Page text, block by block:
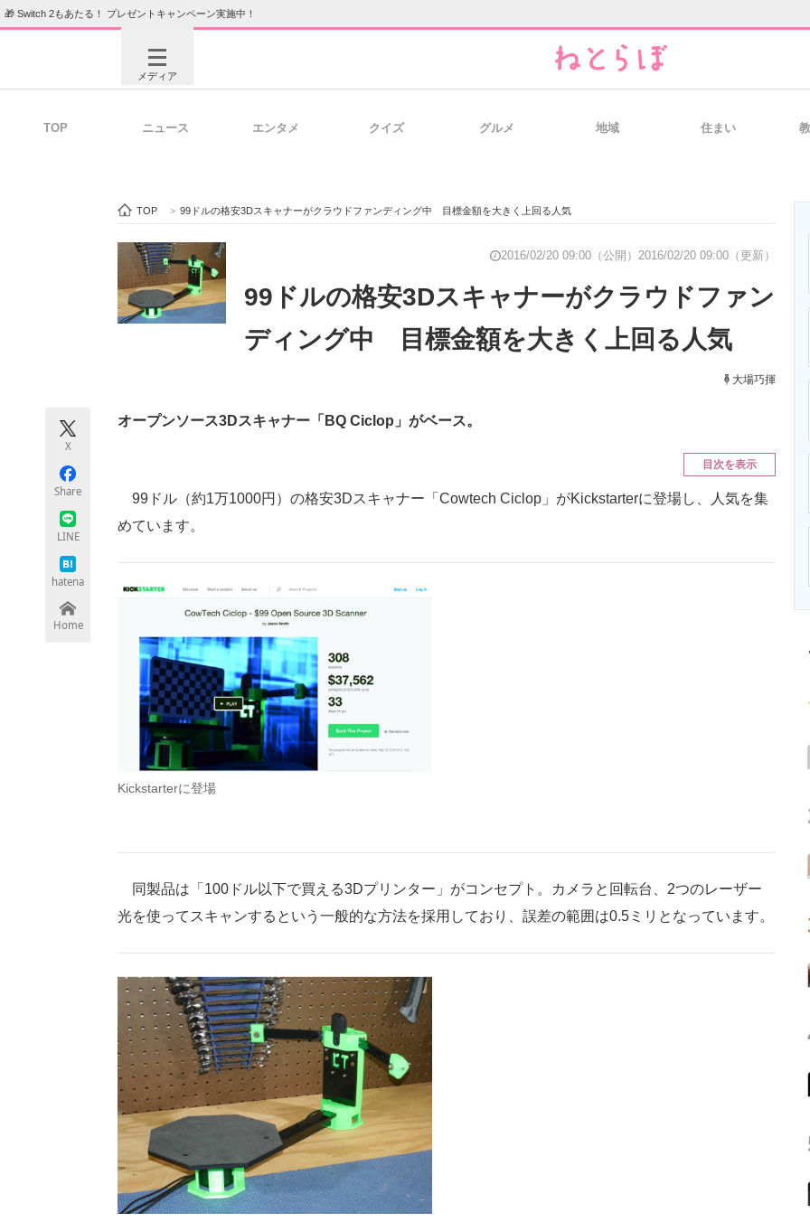
🎁 Switch 2もあたる！ プレゼントキャンペーン実施中！
メディア
ビジネスと働き方のヒント
ITエンジニア向け専門サイト 企業向けIT製品の総合サイト IT製品の技術・比較・事例
モノづくり技術者専門サイト エレクトロニクス専門サイト
ちょっと気になるネットの話題
TOP ニュース エンタメ クイズ グルメ 地域 住まい
TOP > 99ドルの格安3Dスキャナーがクラウドファンディング中 目標金額を大きく上回る人気
2016/02/20 09:00（公開） 2016/02/20 09:00（更新）
99ドルの格安3Dスキャナーがクラウドファン
ディング中 目標金額を大きく上回る人気
大場巧揮
X
Share
LINE
hatena
Home
オープンソース3Dスキャナー「BQ Ciclop」がベース。
目次を表示
99ドル（約1万1000円）の格安3Dスキャナー「Cowtech Ciclop」がKickstarterに登場し、人気を集
めています。
Kickstarterに登場
同製品は「100ドル以下で買える3Dプリンター」がコンセプト。カメラと回転台、2つのレーザー
光を使ってスキャンするという一般的な方法を採用しており、誤差の範囲は0.5ミリとなっています。